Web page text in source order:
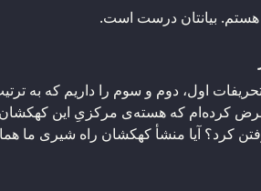
بیانتان درست است.
اول، دوم و سوم را داریم که به
کرده‌ام که هسته‌ی مرکزیِ این کهکشان
کرد؟ آیا منشأ کهکشان راه شیری ما